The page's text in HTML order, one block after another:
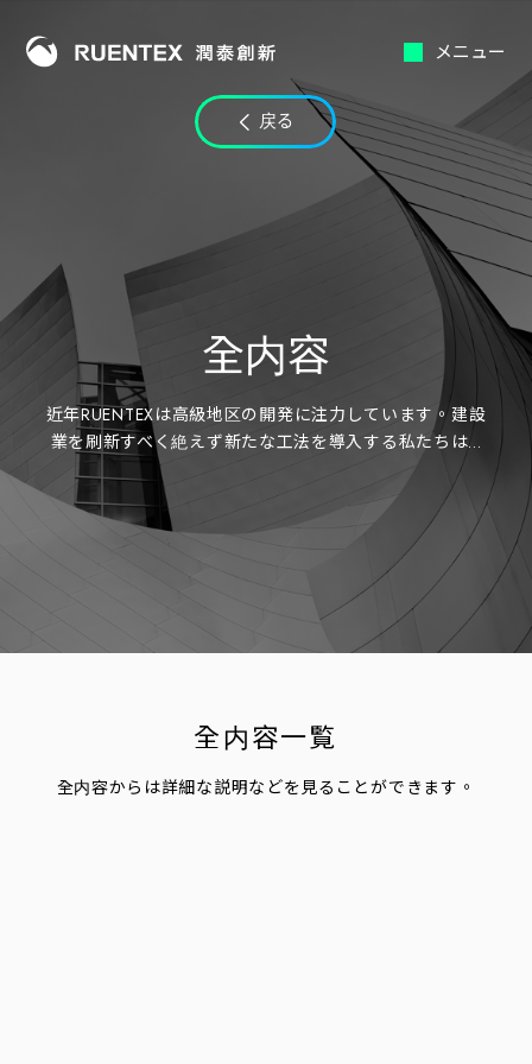
メニュー
戻る
全内容
近年RUENTEXは高級地区の開発に注力しています。建設
業を刷新すべく絶えず新たな工法を導入する私たちは...
全内容一覧
全内容からは詳細な説明などを見ることができます。